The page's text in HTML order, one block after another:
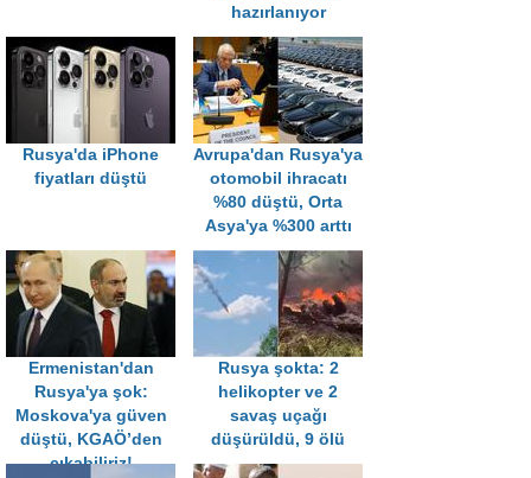
hazırlanıyor
Rusya'da iPhone
fiyatları düştü
Avrupa'dan Rusya'ya
otomobil ihracatı
%80 düştü, Orta
Asya'ya %300 arttı
Ermenistan'dan
Rusya'ya şok:
Moskova'ya güven
düştü, KGAÖ’den
çıkabiliriz!
Rusya şokta: 2
helikopter ve 2
savaş uçağı
düşürüldü, 9 ölü